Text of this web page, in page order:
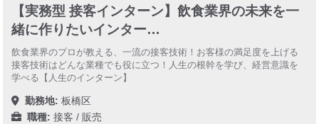
【実務型 接客インターン】飲食業界の未来を一
緒に作りたいインター…
飲食業界のプロが教える、一流の接客技術！お客様の満足度を上げる
接客技術はどんな業種でも役に立つ！人生の根幹を学び、経営意識を
学べる【人生のインターン】
勤務地: 板橋区
職種: 接客 / 販売